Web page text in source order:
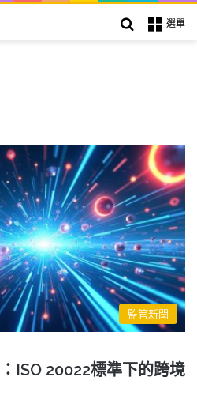
選單
搜索
監管新聞
ISO 20022標準下的跨境